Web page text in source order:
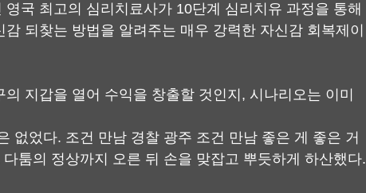
국 최고의 심리치료사가 10단계 심리치유 과정을 통해
감 되찾는 방법을 알려주는 매우 강력한 자신감 회복제이
지갑을 열어 수익을 창출할 것인지, 시나리오는 이미
없었다. 조건 만남 경찰 광주 조건 만남 좋은 게 좋은 거
툼의 정상까지 오른 뒤 손을 맞잡고 뿌듯하게 하산했다.